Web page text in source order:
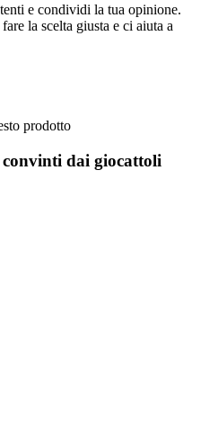
e condividi la tua opinione.
la scelta giusta e ci aiuta a
prodotto
dai giocattoli